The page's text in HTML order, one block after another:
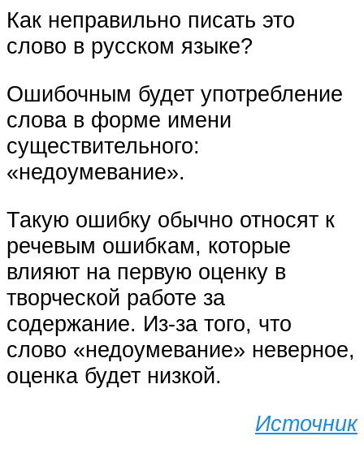
Как неправильно писать это
слово в русском языке?
Ошибочным будет употребление
слова в форме имени
существительного:
«недоумевание».
Такую ошибку обычно относят к
речевым ошибкам, которые
влияют на первую оценку в
творческой работе за
содержание. Из-за того, что
слово «недоумевание» неверное,
оценка будет низкой.
Источник